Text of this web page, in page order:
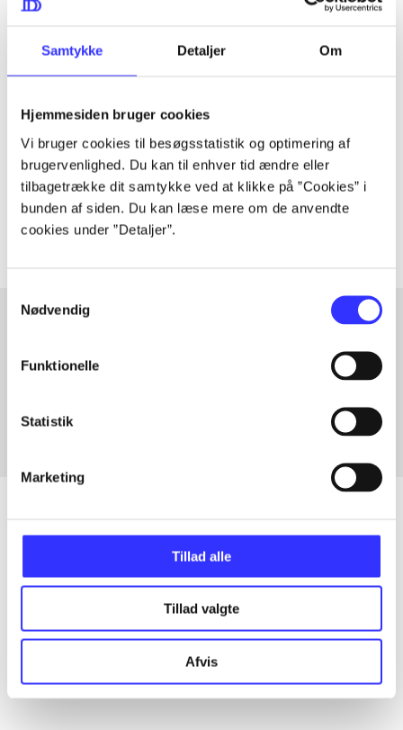
Samtykke Detaljer Om
Hjemmesiden bruger cookies
Vi bruger cookies til besøgsstatistik og optimering af
brugervenlighed. Du kan til enhver tid ændre eller
tilbagetrække dit samtykke ved at klikke på ”Cookies” i
bunden af siden. Du kan læse mere om de anvendte
cookies under ”Detaljer”.
Nødvendig
Funktionelle
Statistik
Marketing
Tillad alle
Tillad valgte
Afvis
Tidsskrift
lorem ipsum dolor sit amet ...
Tidsskrift
Artiklerne i handler ofte om
Artikler med samme emner
Alle registrerede artikler fordelt på udgivelser
...
...